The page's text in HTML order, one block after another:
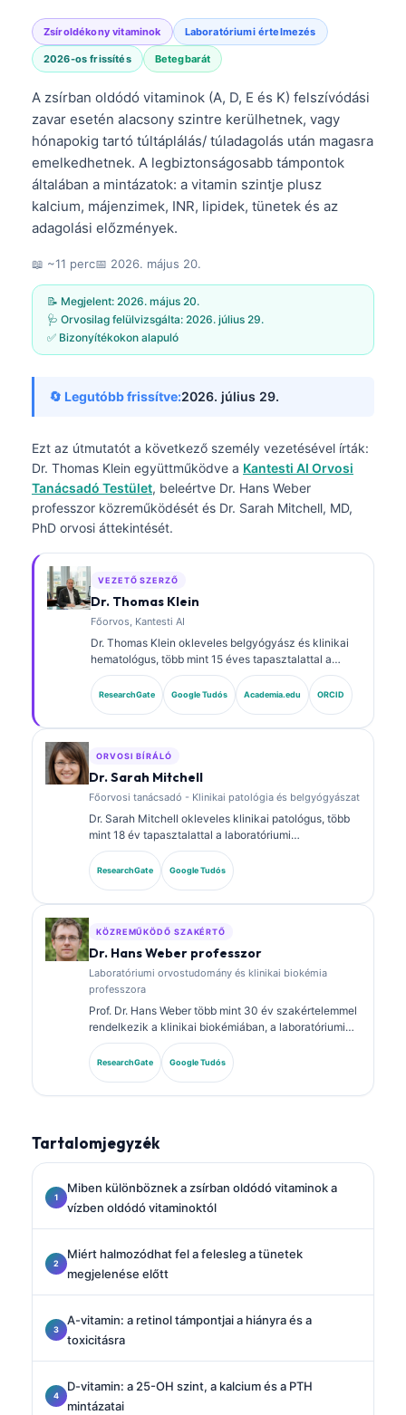
Zsíroldékony vitaminok Laboratóriumi értelmezés
2026-os frissítés Betegbarát
A zsírban oldódó vitaminok (A, D, E és K) felszívódási
zavar esetén alacsony szintre kerülhetnek, vagy
hónapokig tartó túltáplálás/ túladagolás után magasra
emelkedhetnek. A legbiztonságosabb támpontok
általában a mintázatok: a vitamin szintje plusz
kalcium, májenzimek, INR, lipidek, tünetek és az
adagolási előzmények.
📖 ~11 perc📅 2026. május 20.
📝 Megjelent: 2026. május 20.
🩺 Orvosilag felülvizsgálta: 2026. július 29.
✅ Bizonyítékokon alapuló
🔄 Legutóbb frissítve:2026. július 29.
Ezt az útmutatót a következő személy vezetésével írták:
Dr. Thomas Klein együttműködve a Kantesti AI Orvosi
Tanácsadó Testület, beleértve Dr. Hans Weber
professzor közreműködését és Dr. Sarah Mitchell, MD,
PhD orvosi áttekintését.
VEZETŐ SZERZŐ
Dr. Thomas Klein
Főorvos, Kantesti AI
Dr. Thomas Klein okleveles belgyógyász és klinikai
hematológus, több mint 15 éves tapasztalattal a
laboratóriumi orvoslás és az AI-támogatott klinikai
elemzés területén. A Kantesti AI vezérorvosaként
(Chief Medical Officer) biztosítja a saját fejlesztésű
értelmezésről és laboratóriumi diagnosztikáról
laboratóriumi orvostudományi témákban.
ResearchGate Google Tudós Academia.edu ORCID
ORVOSI BÍRÁLÓ
Dr. Sarah Mitchell
Főorvosi tanácsadó - Klinikai patológia és belgyógyászat
Dr. Sarah Mitchell okleveles klinikai patológus, több
mint 18 év tapasztalattal a laboratóriumi
orvostudomány és a diagnosztikai elemzés területén.
Klinikai kémiai szakterületi képesítésekkel
rendelkezik, és kiterjedten publikált biomarker-
ResearchGate Google Tudós
KÖZREMŰKÖDŐ SZAKÉRTŐ
Dr. Hans Weber professzor
Laboratóriumi orvostudomány és klinikai biokémia
professzora
Prof. Dr. Hans Weber több mint 30 év szakértelemmel
rendelkezik a klinikai biokémiában, a laboratóriumi
orvostudományban és a biomarker-kutatásban. A
Német Klinikai Kémiai Társaság korábbi elnöke, és a
diagnosztikai panel-elemzésre, a biomarkerek
ResearchGate Google Tudós
Tartalomjegyzék
Miben különböznek a zsírban oldódó vitaminok a
vízben oldódó vitaminoktól
Miért halmozódhat fel a felesleg a tünetek
megjelenése előtt
A-vitamin: a retinol támpontjai a hiányra és a
toxicitásra
D-vitamin: a 25-OH szint, a kalcium és a PTH
mintázatai